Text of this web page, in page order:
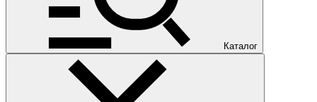
Каталог